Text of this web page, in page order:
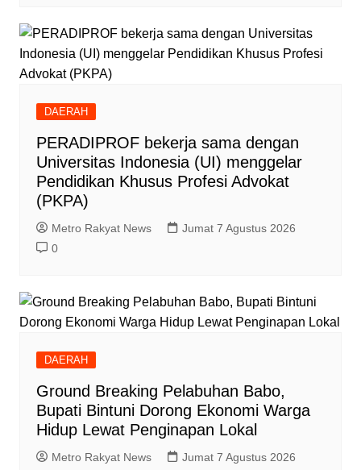
DAERAH
PERADIPROF bekerja sama dengan
Universitas Indonesia (UI) menggelar
Pendidikan Khusus Profesi Advokat
(PKPA)
Metro Rakyat News
Jumat 7 Agustus 2026
0
DAERAH
Ground Breaking Pelabuhan Babo,
Bupati Bintuni Dorong Ekonomi Warga
Hidup Lewat Penginapan Lokal
Metro Rakyat News
Jumat 7 Agustus 2026